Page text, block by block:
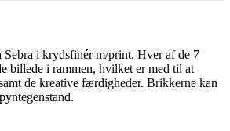
i krydsfinér m/print. Hver af de 7
billede i rammen, hvilket er med til at
de kreative færdigheder. Brikkerne kan